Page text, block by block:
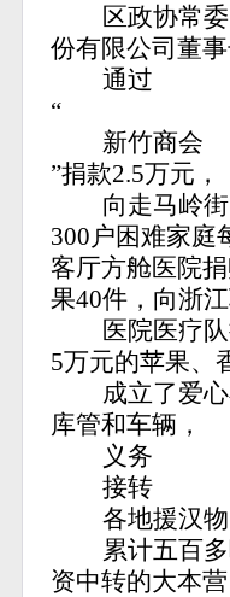
区政协常
份有限公司董事
通过
“
新竹商会
”捐款2.5万元，
向走马岭街
300户困难家庭
客厅方舱医院
果40件，向浙
医院医疗
5万元的苹果、
成立了爱
库管和车辆，
义务
接转
各地援汉
累计五百
资中转的大本营